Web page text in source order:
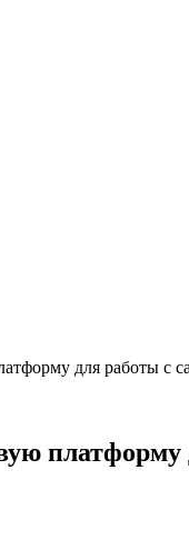
для работы